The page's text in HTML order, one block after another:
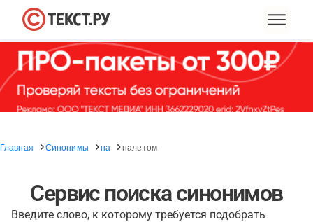
Главная Синонимы на налетом
Сервис поиска синонимов
Введите слово, к которому требуется подобрать